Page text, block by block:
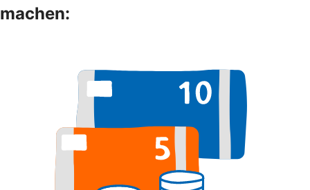
machen: